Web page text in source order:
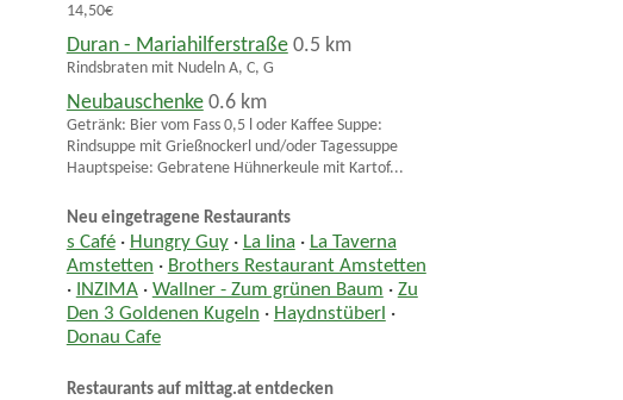
14,50€
Duran - Mariahilferstraße 0.5 km
Rindsbraten mit Nudeln A, C, G
Neubauschenke 0.6 km
Getränk: Bier vom Fass 0,5 l oder Kaffee Suppe:
Rindsuppe mit Grießnockerl und/oder Tagessuppe
Hauptspeise: Gebratene Hühnerkeule mit Kartof...
Neu eingetragene Restaurants
s Café· Hungry Guy· La lina · La Taverna
Amstetten · Brothers Restaurant Amstetten
· INZIMA· Wallner - Zum grünen Baum · Zu
Den 3 Goldenen Kugeln · Haydnstüberl ·
Donau Cafe
Restaurants auf mittag.at entdecken